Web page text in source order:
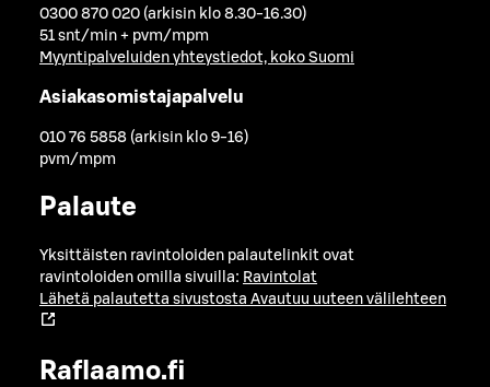
0300 870 020 (arkisin klo 8.30-16.30)
51 snt/min + pvm/mpm
Myyntipalveluiden yhteystiedot, koko Suomi
Asiakasomistajapalvelu
010 76 5858 (arkisin klo 9-16)
pvm/mpm
Palaute
Yksittäisten ravintoloiden palautelinkit ovat
ravintoloiden omilla sivuilla: Ravintolat
Lähetä palautetta sivustosta Avautuu uuteen välilehteen
Raflaamo.fi